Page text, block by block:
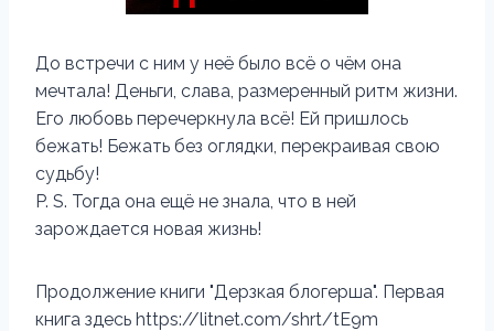
До встречи с ним у неё было всё о чëм она
мечтала! Деньги, слава, размеренный ритм жизни.
Его любовь перечеркнула всё! Ей пришлось
бежать! Бежать без оглядки, перекраивая свою
судьбу!
P. S. Тогда она ещё не знала, что в ней
зарождается новая жизнь!
Продолжение книги "Дерзкая блогерша". Первая
книга здесь https://litnet.com/shrt/tE9m